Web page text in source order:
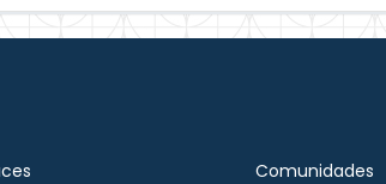
Comunidades